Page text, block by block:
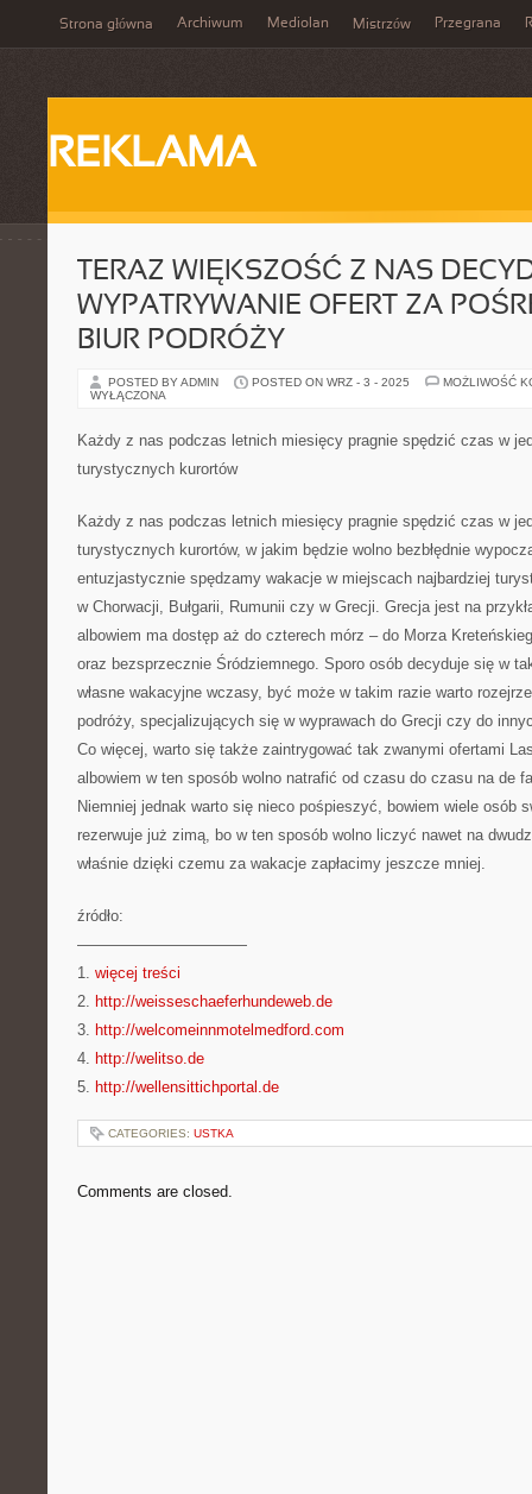
Strona główna Archiwum Mediolan Mistrzów Przegrana
REKLAMA
TERAZ WIĘKSZOŚĆ Z NAS
WYPATRYWANIE OFERT ZA
BIUR PODRÓŻY
POSTED BY ADMIN POSTED ON WRZ - 3 - 2025
MOŻLIWOŚĆ
WYŁĄCZONA
Każdy z nas podczas letnich miesięcy pragnie spędzić czas w
turystycznych kurortów
Każdy z nas podczas letnich miesięcy pragnie spędzić czas w
turystycznych kurortów, w jakim będzie wolno bezbłędnie
entuzjastycznie spędzamy wakacje w miejscach najbardziej
w Chorwacji, Bułgarii, Rumunii czy w Grecji. Grecja jest na
albowiem ma dostęp aż do czterech mórz – do Morza
oraz bezsprzecznie Śródziemnego. Sporo osób decyduje się w
własne wakacyjne wczasy, być może w takim razie warto
podróży, specjalizujących się w wyprawach do Grecji czy do
Co więcej, warto się także zaintrygować tak zwanymi ofertami
albowiem w ten sposób wolno natrafić od czasu do czasu na de
Niemniej jednak warto się nieco pośpieszyć, bowiem wiele osób
rezerwuje już zimą, bo w ten sposób wolno liczyć nawet na
właśnie dzięki czemu za wakacje zapłacimy jeszcze mniej.
źródło:
———————————
1. więcej treści
2. http://weisseschaeferhundeweb.de
3. http://welcomeinnmotelmedford.com
4. http://welitso.de
5. http://wellensittichportal.de
CATEGORIES: USTKA
Comments are closed.